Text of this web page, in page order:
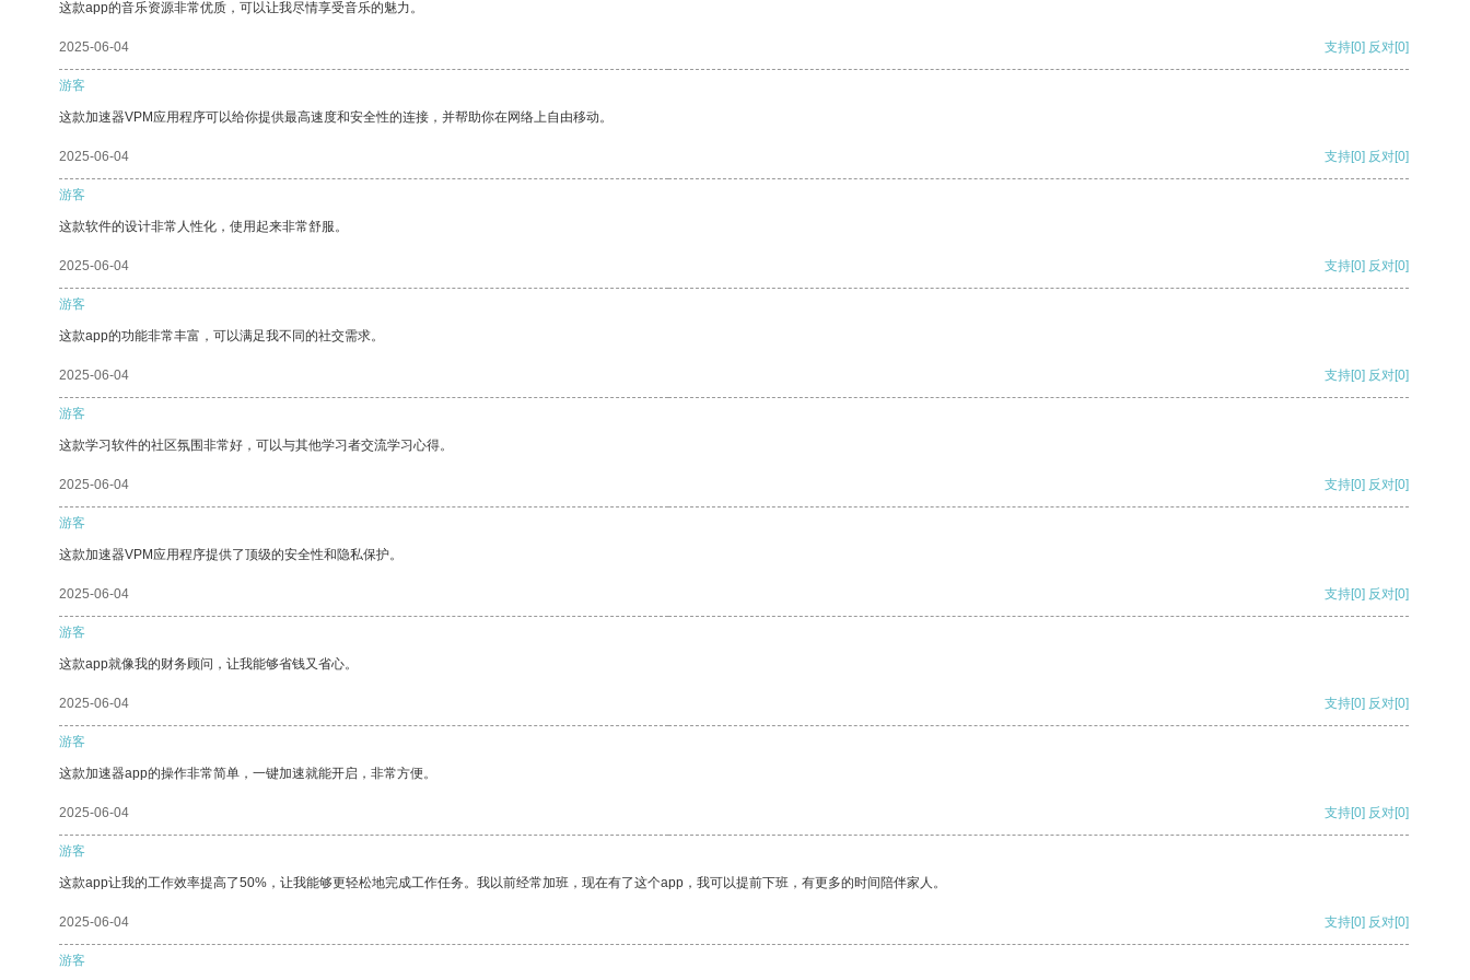
这款app的音乐资源非常优质，可以让我尽情享受音乐的魅力。
2025-06-04 支持[0] 反对[0]
游客
这款加速器VPM应用程序可以给你提供最高速度和安全性的连接，并帮助你在网络上自由移动。
2025-06-04 支持[0] 反对[0]
游客
这款软件的设计非常人性化，使用起来非常舒服。
2025-06-04 支持[0] 反对[0]
游客
这款app的功能非常丰富，可以满足我不同的社交需求。
2025-06-04 支持[0] 反对[0]
游客
这款学习软件的社区氛围非常好，可以与其他学习者交流学习心得。
2025-06-04 支持[0] 反对[0]
游客
这款加速器VPM应用程序提供了顶级的安全性和隐私保护。
2025-06-04 支持[0] 反对[0]
游客
这款app就像我的财务顾问，让我能够省钱又省心。
2025-06-04 支持[0] 反对[0]
游客
这款加速器app的操作非常简单，一键加速就能开启，非常方便。
2025-06-04 支持[0] 反对[0]
游客
这款app让我的工作效率提高了50%，让我能够更轻松地完成工作任务。我以前经常加班，现在有了这个app，我可以提前下班，有更多的时间陪伴家人。
2025-06-04 支持[0] 反对[0]
游客